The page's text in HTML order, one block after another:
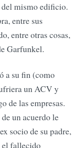
mismo edificio.
entre sus
entre otras cosas,
Garfunkel.
a su fin (como
un ACV y
de las empresas.
un acuerdo le
socio de su padre,
el fallecido